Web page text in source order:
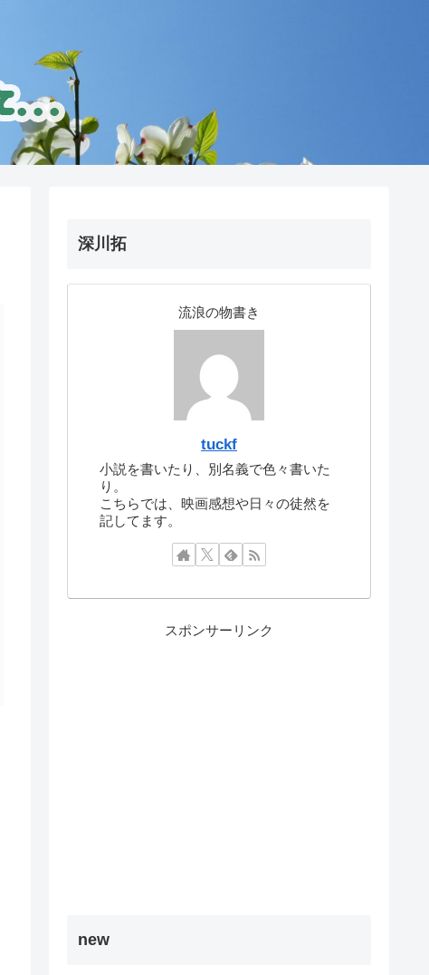
深川拓
流浪の物書き
tuckf
小説を書いたり、別名義で色々書いた
り。
こちらでは、映画感想や日々の徒然を
記してます。
スポンサーリンク
new